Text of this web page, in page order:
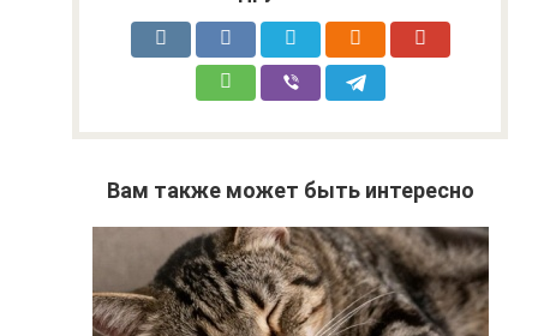
Вам также может быть интересно